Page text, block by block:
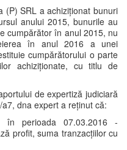
(P) SRL a achiziționat bunuri
anului 2015, bunurile au
cumpărător în anul 2015, nu
în anul 2016 a unei
cumpărătorului o parte
achiziționate, cu titlu de
de expertiză judiciară
dna expert a reținut că:
în perioada 07.03.2016 -
profit, suma tranzacțiilor cu